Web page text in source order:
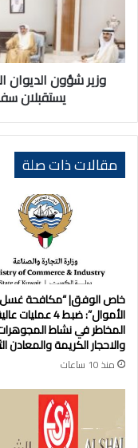
ديوان
سمو
ولي
العهد
يستقبلان
سفراء
والبحرين
وزير شؤون
يستقبلان
مقالات ذات صلة
خاص الوفق| “مكافحة غسل
الأموال”: ضبط 4 عمليات
المخاطر في نشاط
والاحجار الكريمة والمعادن
منذ 10 ساعات